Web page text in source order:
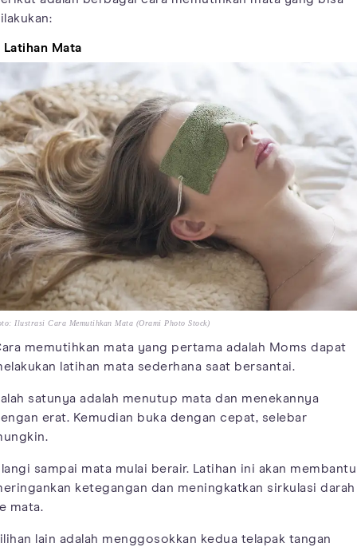
Latihan Mata
Ilustrasi Cara Memutihkan Mata (Orami Photo Stock)
memutihkan mata yang pertama adalah Moms dapat
latihan mata sederhana saat bersantai.
satunya adalah menutup mata dan menekannya
erat. Kemudian buka dengan cepat, selebar
sampai mata mulai berair. Latihan ini akan membantu
ketegangan dan meningkatkan sirkulasi darah
mata.
lain adalah menggosokkan kedua telapak tangan